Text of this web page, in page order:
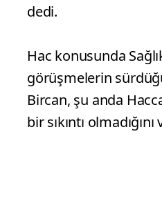
dedi.
Hac konusunda
görüşmelerin
Bircan, şu anda
bir sıkıntı